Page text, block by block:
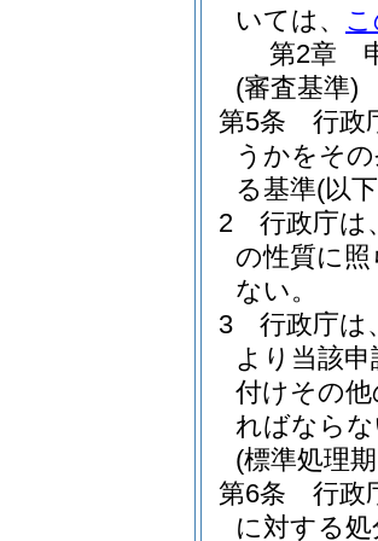
いては、
第2章
(審査基準)
第5条
行政
うかをそ
る基準(以
2
行政庁は
の性質に
ない。
3
行政庁は
より当該
付けその
ればなら
(標準処理
第6条
行政
に対する